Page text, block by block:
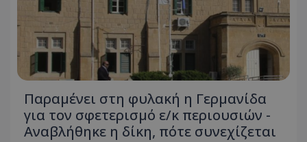
Παραμένει στη φυλακή η Γερμανίδα
για τον σφετερισμό ε/κ περιουσιών -
Αναβλήθηκε η δίκη, πότε συνεχίζεται